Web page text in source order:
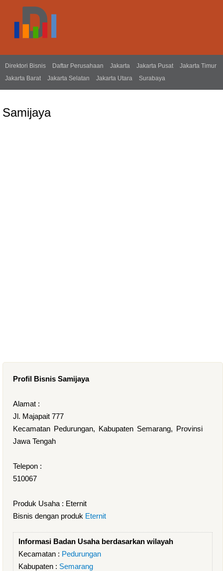
Direktori Bisnis Daftar Perusahaan Jakarta Jakarta Pusat
Jakarta Timur
Jakarta Barat
Jakarta Selatan Jakarta Utara Surabaya
Samijaya
Profil Bisnis Samijaya
Alamat :
Jl. Majapait 777
Kecamatan Pedurungan, Kabupaten Semarang, Provinsi
Jawa Tengah
Telepon :
510067
Produk Usaha : Eternit
Bisnis dengan produk Eternit
Informasi Badan Usaha berdasarkan wilayah
Kecamatan : Pedurungan
Kabupaten : Semarang